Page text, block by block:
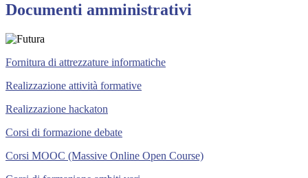
Documenti amministrativi
Fornitura di attrezzature informatiche
Realizzazione attività formative
Realizzazione hackaton
Corsi di formazione debate
Corsi MOOC (Massive Online Open Course)